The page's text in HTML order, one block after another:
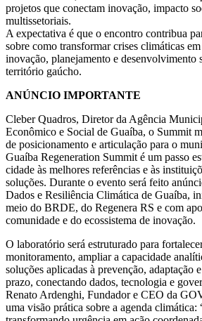
projetos que conectam inovação, impacto
multissetoriais.
A expectativa é que o encontro contribua
sobre como transformar crises climáticas
inovação, planejamento e desenvolvimento
território gaúcho.
ANÚNCIO IMPORTANTE
Cleber Quadros, Diretor da Agência
Econômico e Social de Guaíba, o Summit
de posicionamento e articulação para o
Guaíba Regeneration Summit é um passo
cidade às melhores referências e às
soluções. Durante o evento será feito
Dados e Resiliência Climática de Guaíba,
meio do BRDE, do Regenera RS e com
comunidade e do ecossistema de inovação.
O laboratório será estruturado para
monitoramento, ampliar a capacidade
soluções aplicadas à prevenção, adaptação
prazo, conectando dados, tecnologia e
Renato Ardenghi, Fundador e CEO da
uma visão prática sobre a agenda climática: